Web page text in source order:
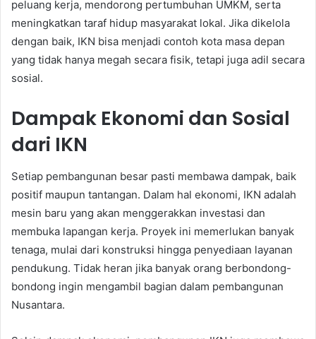
peluang kerja, mendorong pertumbuhan UMKM, serta
meningkatkan taraf hidup masyarakat lokal. Jika dikelola
dengan baik, IKN bisa menjadi contoh kota masa depan
yang tidak hanya megah secara fisik, tetapi juga adil secara
sosial.
Dampak Ekonomi dan Sosial
dari IKN
Setiap pembangunan besar pasti membawa dampak, baik
positif maupun tantangan. Dalam hal ekonomi, IKN adalah
mesin baru yang akan menggerakkan investasi dan
membuka lapangan kerja. Proyek ini memerlukan banyak
tenaga, mulai dari konstruksi hingga penyediaan layanan
pendukung. Tidak heran jika banyak orang berbondong-
bondong ingin mengambil bagian dalam pembangunan
Nusantara.